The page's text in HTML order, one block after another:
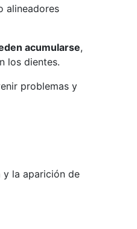
alineadores
acumularse,
los dientes.
problemas y
y la aparición de